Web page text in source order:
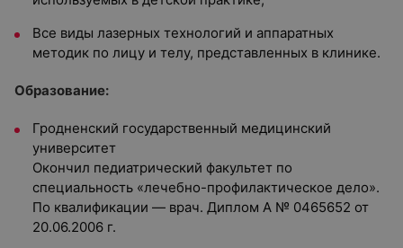
Все виды лазерных технологий и аппаратных
методик по лицу и телу, представленных в клинике.
Образование:
Гродненский государственный медицинский
университет
Окончил педиатрический факультет по
специальность «лечебно-профилактическое дело».
По квалификации — врач. Диплом А № 0465652 от
20.06.2006 г.